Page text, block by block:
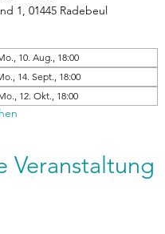
1, 01445 Radebeul
10. Aug., 18:00
14. Sept., 18:00
12. Okt., 18:00
Veranstaltung